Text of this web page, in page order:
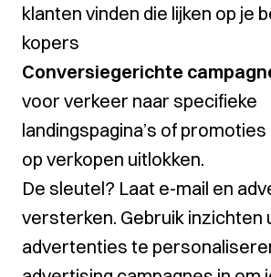
klanten vinden die lijken op je
kopers
Conversiegerichte
voor verkeer naar specifieke
landingspagina’s of
op verkopen uitlokken.
De sleutel? Laat e-mail en
versterken. Gebruik inzichten
advertenties te